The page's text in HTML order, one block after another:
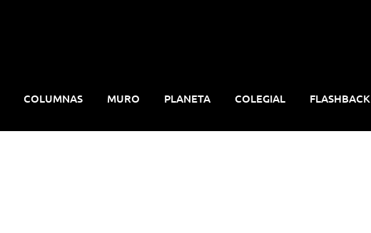
COLUMNAS MURO PLANETA COLEGIAL FLASHBACK